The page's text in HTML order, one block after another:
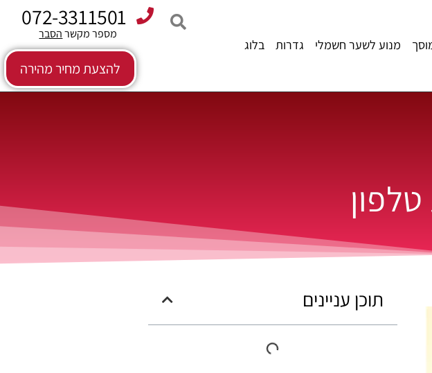
מנוע לשער חשמלי גדרות
בלוג
072-3311501
מספר מקשר הסבר
להצעת מחיר מהירה
תוכן עניינים